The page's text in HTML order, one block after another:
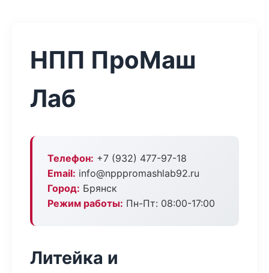
НПП ПроМаш
Лаб
Телефон: +7 (932) 477-97-18
Email: info@npppromashlab92.ru
Город: Брянск
Режим работы: Пн-Пт: 08:00-17:00
Литейка и